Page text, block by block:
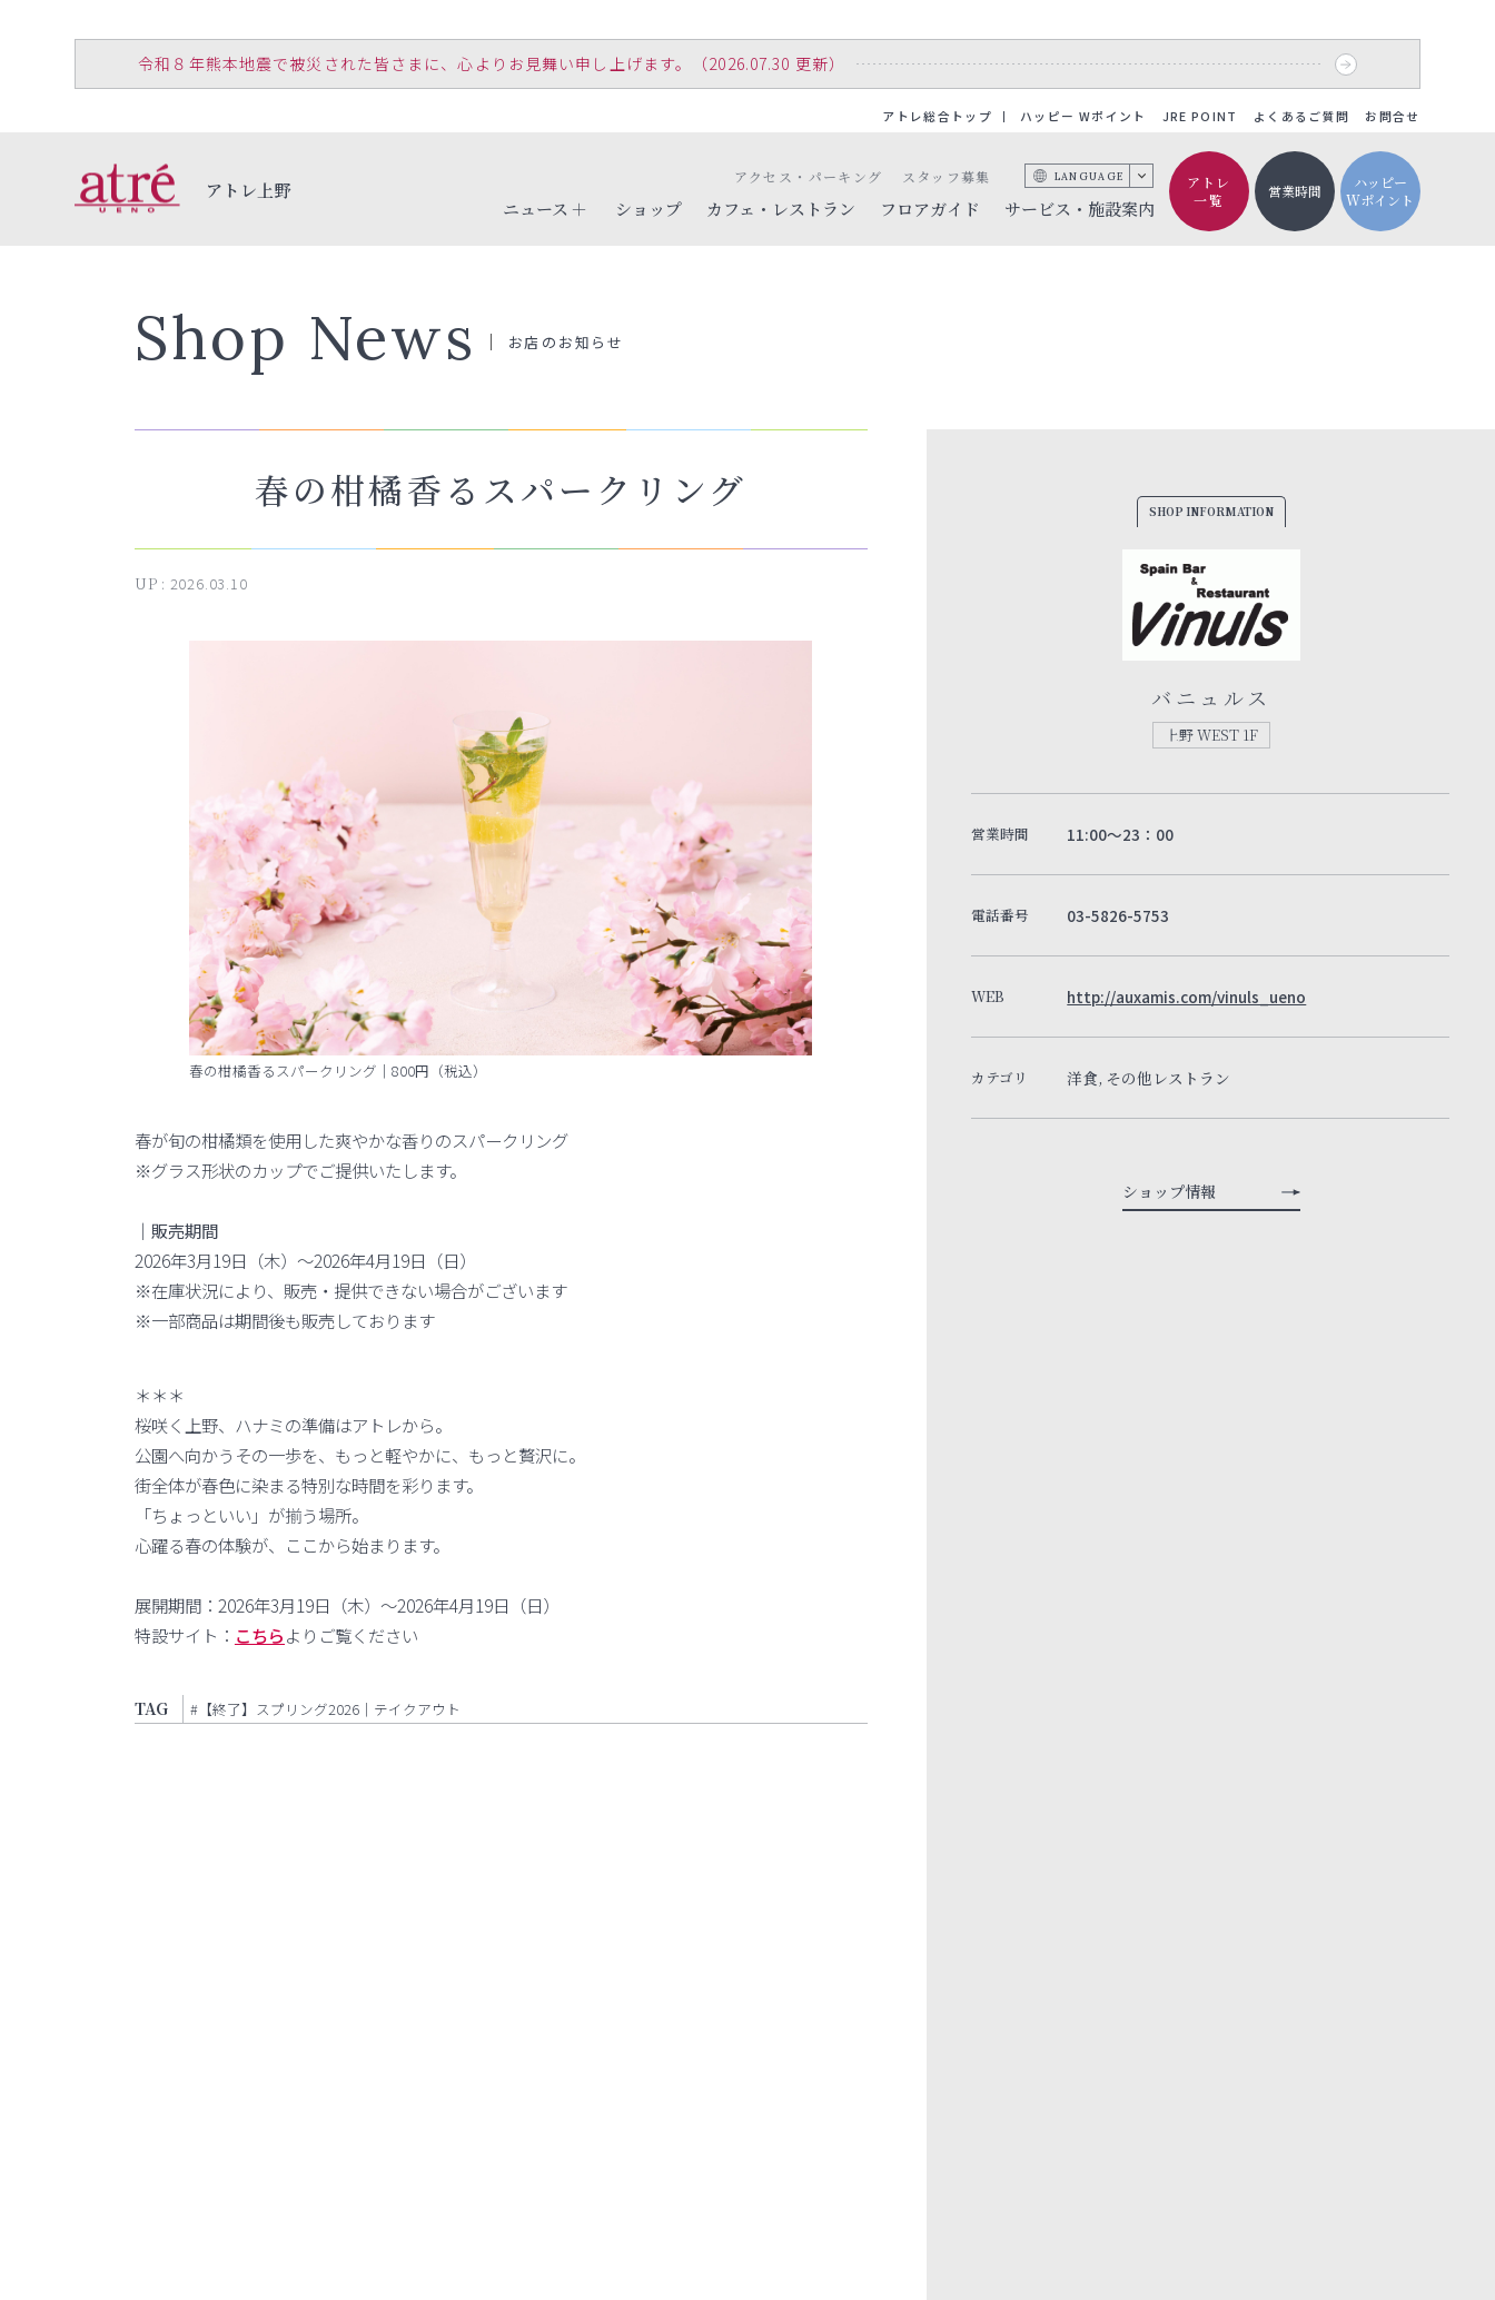
令和８年熊本地震で被災された皆さまに、心よりお見舞い申し上げます。（2026.07.30 更新）
アトレ総合トップ ハッピー Wポイント JRE POINT よくあるご質問 お問合せ
アトレ上野
ニュース
ショップ カフェ・レストラン フロアガイド サービス・施設案内
アクセス・パーキング スタッフ募集 LANGUAGE
アトレ
一覧
営業時間
ハッピー
Wポイント
Shop News お店のお知らせ
春の柑橘香るスパークリング
UP : 2026.03.10
春の柑橘香るスパークリング｜800円（税込）
春が旬の柑橘類を使用した爽やかな香りのスパークリング
※グラス形状のカップでご提供いたします。
｜販売期間
2026年3月19日（木）～2026年4月19日（日）
※在庫状況により、販売・提供できない場合がございます
※一部商品は期間後も販売しております
＊＊＊
桜咲く上野、ハナミの準備はアトレから。
公園へ向かうその一歩を、もっと軽やかに、もっと贅沢に。
街全体が春色に染まる特別な時間を彩ります。
「ちょっといい」が揃う場所。
心躍る春の体験が、ここから始まります。
展開期間：2026年3月19日（木）～2026年4月19日（日）
特設サイト： こちらよりご覧ください
TAG #【終了】スプリング2026｜テイクアウト
SHOP INFORMATION
バニュルス
上野 WEST 1F
営業時間 11:00～23：00
電話番号 03-5826-5753
WEB http://auxamis.com/vinuls_ueno
カテゴリ 洋食, その他レストラン
ショップ情報